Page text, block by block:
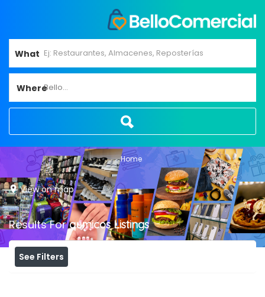
What
WhereBello...
Home
View on map
Results Forqumicos Listings
See Filters